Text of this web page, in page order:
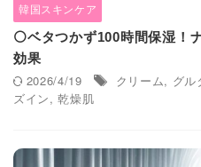
韓国スキンケア
⚪ベタつかず100時間保湿！
効果
2026/4/19 クリーム, グル
ズイン,乾燥肌